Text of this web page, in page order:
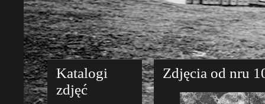
Katalogi
zdjęć
Zdjęcia od nru